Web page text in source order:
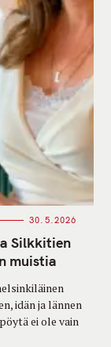
30.5.2026
Silkkitien
muistia
idän ja lännen
ei ole vain